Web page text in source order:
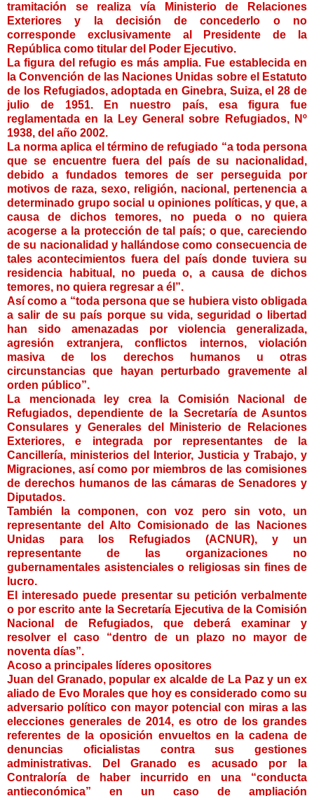
tramitación se realiza vía Ministerio de Relaciones
Exteriores y la decisión de concederlo o no
corresponde exclusivamente al Presidente de la
República como titular del Poder Ejecutivo.
La figura del refugio es más amplia. Fue establecida en
la Convención de las Naciones Unidas sobre el Estatuto
de los Refugiados, adoptada en Ginebra, Suiza, el 28 de
julio de 1951. En nuestro país, esa figura fue
reglamentada en la Ley General sobre Refugiados, Nº
1938, del año 2002.
La norma aplica el término de refugiado “a toda persona
que se encuentre fuera del país de su nacionalidad,
debido a fundados temores de ser perseguida por
motivos de raza, sexo, religión, nacional, pertenencia a
determinado grupo social u opiniones políticas, y que, a
causa de dichos temores, no pueda o no quiera
acogerse a la protección de tal país; o que, careciendo
de su nacionalidad y hallándose como consecuencia de
tales acontecimientos fuera del país donde tuviera su
residencia habitual, no pueda o, a causa de dichos
temores, no quiera regresar a él”.
Así como a “toda persona que se hubiera visto obligada
a salir de su país porque su vida, seguridad o libertad
han sido amenazadas por violencia generalizada,
agresión extranjera, conflictos internos, violación
masiva de los derechos humanos u otras
circunstancias que hayan perturbado gravemente al
orden público”.
La mencionada ley crea la Comisión Nacional de
Refugiados, dependiente de la Secretaría de Asuntos
Consulares y Generales del Ministerio de Relaciones
Exteriores, e integrada por representantes de la
Cancillería, ministerios del Interior, Justicia y Trabajo, y
Migraciones, así como por miembros de las comisiones
de derechos humanos de las cámaras de Senadores y
Diputados.
También la componen, con voz pero sin voto, un
representante del Alto Comisionado de las Naciones
Unidas para los Refugiados (ACNUR), y un
representante de las organizaciones no
gubernamentales asistenciales o religiosas sin fines de
lucro.
El interesado puede presentar su petición verbalmente
o por escrito ante la Secretaría Ejecutiva de la Comisión
Nacional de Refugiados, que deberá examinar y
resolver el caso “dentro de un plazo no mayor de
noventa días”.
Acoso a principales líderes opositores
Juan del Granado, popular ex alcalde de La Paz y un ex
aliado de Evo Morales que hoy es considerado como su
adversario político con mayor potencial con miras a las
elecciones generales de 2014, es otro de los grandes
referentes de la oposición envueltos en la cadena de
denuncias oficialistas contra sus gestiones
administrativas. Del Granado es acusado por la
Contraloría de haber incurrido en una “conducta
antieconómica” en un caso de ampliación